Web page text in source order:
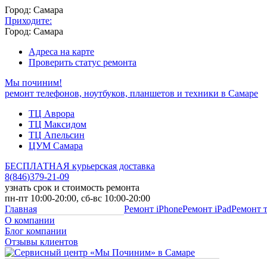
Город: Самара
Приходите:
Город: Самара
Адреса на карте
Проверить статус ремонта
Мы починим!
ремонт телефонов, ноутбуков, планшетов и техники в Самаре
ТЦ Аврора
ТЦ Максидом
ТЦ Апельсин
ЦУМ Самара
БЕСПЛАТНАЯ курьерская доставка
8(846)379-21-09
узнать срок и стоимость ремонта
пн-пт 10:00-20:00, сб-вс 10:00-20:00
Главная
О компании
Блог компании
Отзывы клиентов
Ремонт iPhoneРемонт iPadРемонт